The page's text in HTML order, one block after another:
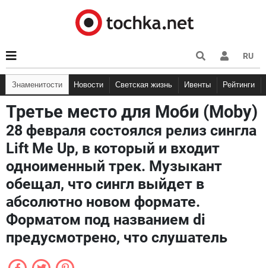
RU
Знаменитости Новости Светская жизнь Ивенты Рейтинги
Третье место для Моби (Moby)
28 февраля состоялся релиз сингла
Lift Me Up, в который и входит
одноименный трек. Музыкант
обещал, что сингл выйдет в
абсолютно новом формате.
Форматом под названием di
предусмотрено, что слушатель